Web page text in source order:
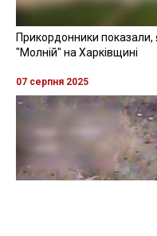
Прикордонники показали,
"Молній" на Харківщині
07 серпня 2025